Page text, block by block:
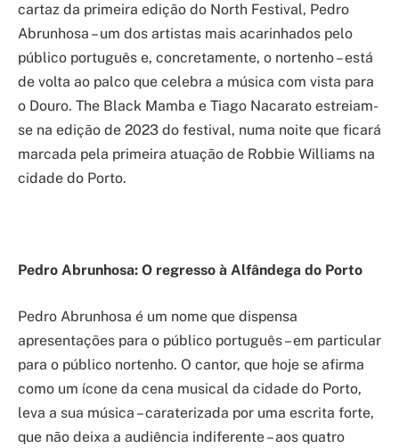
cartaz da primeira edição do North Festival, Pedro
Abrunhosa – um dos artistas mais acarinhados pelo
público português e, concretamente, o nortenho – está
de volta ao palco que celebra a música com vista para
o Douro. The Black Mamba e Tiago Nacarato estreiam-
se na edição de 2023 do festival, numa noite que ficará
marcada pela primeira atuação de Robbie Williams na
cidade do Porto.
Pedro Abrunhosa: O regresso à Alfândega do Porto
Pedro Abrunhosa é um nome que dispensa
apresentações para o público português – em particular
para o público nortenho. O cantor, que hoje se afirma
como um ícone da cena musical da cidade do Porto,
leva a sua música – caraterizada por uma escrita forte,
que não deixa a audiência indiferente – aos quatro